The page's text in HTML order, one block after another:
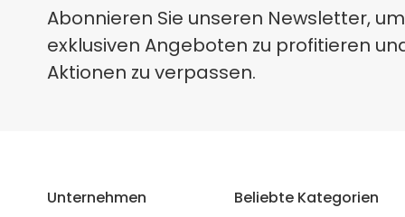
Abonnieren Sie unseren Newsletter,
exklusiven Angeboten zu profitieren
Aktionen zu verpassen.
Unternehmen Beliebte Kategorien